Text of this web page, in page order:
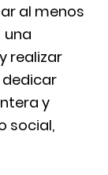
al menos
una
realizar
dedicar
y
social,